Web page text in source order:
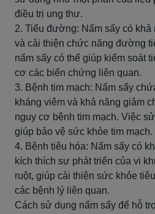
điều trị ung thư.
2. Tiểu đường: Nấm sấy có
và cải thiện chức năng đường
nấm sấy có thể giúp kiểm soát
cơ các biến chứng liên quan.
3. Bệnh tim mạch: Nấm sấy
kháng viêm và khả năng giảm
nguy cơ bệnh tim mạch. Việc
giúp bảo vệ sức khỏe tim mạch.
4. Bệnh tiêu hóa: Nấm sấy có
kích thích sự phát triển của vi
ruột, giúp cải thiện sức khỏe
các bệnh lý liên quan.
Cách sử dụng nấm sấy để hỗ